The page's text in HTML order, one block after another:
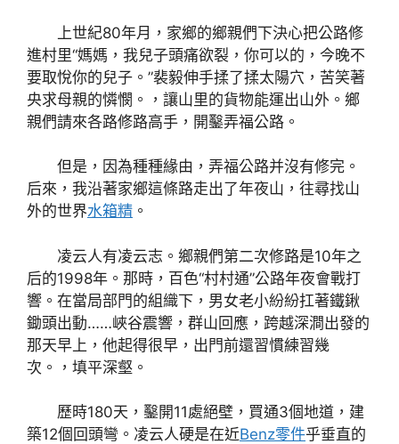
上世紀80年月，家鄉的鄉親們下決心把公路修
進村里“媽媽，我兒子頭痛欲裂，你可以的，今晚不
要取悅你的兒子。”裴毅伸手揉了揉太陽穴，苦笑著
央求母親的憐憫。，讓山里的貨物能運出山外。鄉
親們請來各路修路高手，開鑿弄福公路。
但是，因為種種緣由，弄福公路并沒有修完。
后來，我沿著家鄉這條路走出了年夜山，往尋找山
外的世界水箱精 。
凌云人有凌云志。鄉親們第二次修路是10年之
后的1998年。那時，百色“村村通”公路年夜會戰打
響。在當局部門的組織下，男女老小紛紛扛著鐵鍬
鋤頭出動……峽谷震響，群山回應，跨越深澗出發的
那天早上，他起得很早，出門前還習慣練習幾
次。，填平深壑。
歷時180天，鑿開11處絕壁，買通3個地道，建
築12個回頭彎。凌云人硬是在近Benz零件乎垂直的